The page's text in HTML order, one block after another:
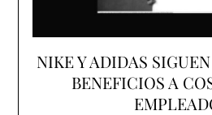
NIKE Y ADIDAS
BENEFICIOS A